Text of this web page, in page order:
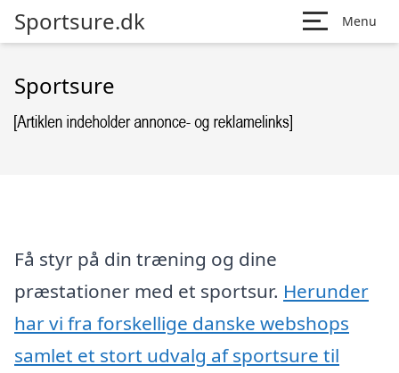
Sportsure.dk Menu
Sportsure
Få styr på din træning og dine
præstationer med et sportsur. Herunder
har vi fra forskellige danske webshops
samlet et stort udvalg af sportsure til